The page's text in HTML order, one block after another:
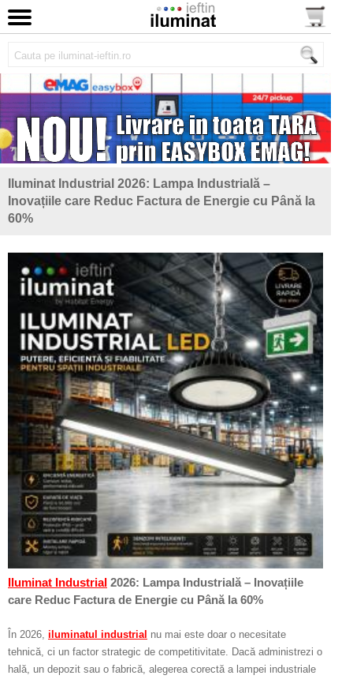
Iluminat Industrial 2026: Lampa Industrială –
Inovațiile care Reduc Factura de Energie cu Până la
60%
Iluminat Industrial 2026: Lampa Industrială – Inovațiile
care Reduc Factura de Energie cu Până la 60%
În 2026, iluminatul industrial nu mai este doar o necesitate
tehnică, ci un factor strategic de competitivitate. Dacă administrezi o
hală, un depozit sau o fabrică, alegerea corectă a lampei industriale